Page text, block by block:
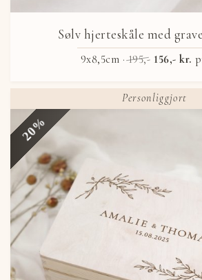
Sølv hjerteskåle med
9x8,5cm ·195,- 156,- kr.
20%
Personliggjort